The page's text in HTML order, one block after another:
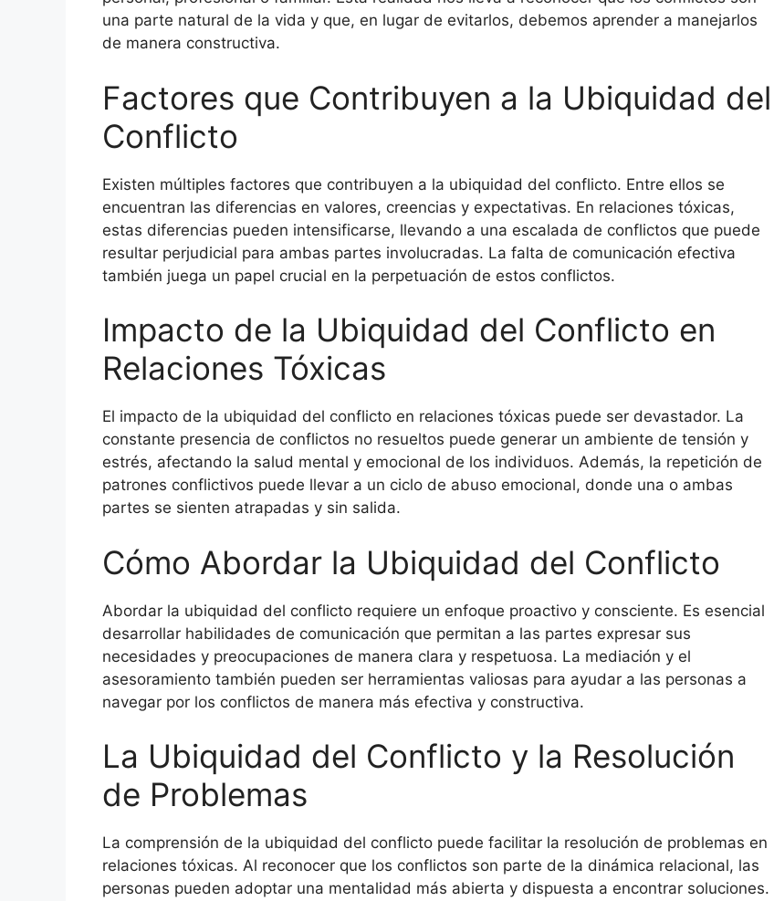
una parte natural de la vida y que, en lugar de evitarlos, debemos aprender a manejarlos
de manera constructiva.
Factores que Contribuyen a la Ubiquidad del
Conflicto
Existen múltiples factores que contribuyen a la ubiquidad del conflicto. Entre ellos se
encuentran las diferencias en valores, creencias y expectativas. En relaciones tóxicas,
estas diferencias pueden intensificarse, llevando a una escalada de conflictos que puede
resultar perjudicial para ambas partes involucradas. La falta de comunicación efectiva
también juega un papel crucial en la perpetuación de estos conflictos.
Impacto de la Ubiquidad del Conflicto en
Relaciones Tóxicas
El impacto de la ubiquidad del conflicto en relaciones tóxicas puede ser devastador. La
constante presencia de conflictos no resueltos puede generar un ambiente de tensión y
estrés, afectando la salud mental y emocional de los individuos. Además, la repetición de
patrones conflictivos puede llevar a un ciclo de abuso emocional, donde una o ambas
partes se sienten atrapadas y sin salida.
Cómo Abordar la Ubiquidad del Conflicto
Abordar la ubiquidad del conflicto requiere un enfoque proactivo y consciente. Es esencial
desarrollar habilidades de comunicación que permitan a las partes expresar sus
necesidades y preocupaciones de manera clara y respetuosa. La mediación y el
asesoramiento también pueden ser herramientas valiosas para ayudar a las personas a
navegar por los conflictos de manera más efectiva y constructiva.
La Ubiquidad del Conflicto y la Resolución
de Problemas
La comprensión de la ubiquidad del conflicto puede facilitar la resolución de problemas en
relaciones tóxicas. Al reconocer que los conflictos son parte de la dinámica relacional, las
personas pueden adoptar una mentalidad más abierta y dispuesta a encontrar soluciones.